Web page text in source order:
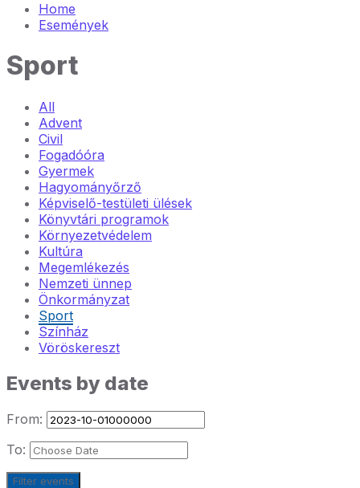
Home
Események
Sport
All
Advent
Civil
Fogadóóra
Gyermek
Hagyományőrző
Képviselő-testületi ülések
Könyvtári programok
Környezetvédelem
Kultúra
Megemlékezés
Nemzeti ünnep
Önkormányzat
Sport
Színház
Vöröskereszt
Events by date
From:
To:
Filter events